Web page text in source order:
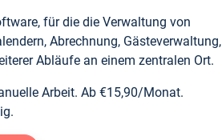
für die die Verwaltung von
Abrechnung, Gästeverwaltung,
Abläufe an einem zentralen Ort.
Arbeit. Ab €15,90/Monat.